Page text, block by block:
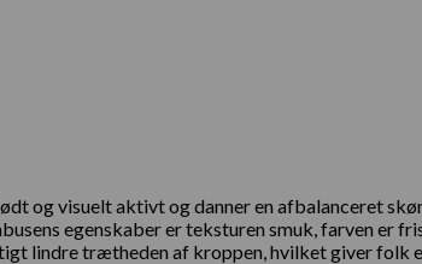
og visuelt aktivt og danner en afbalanceret
egenskaber er teksturen smuk, farven er
lindre trætheden af ​​kroppen, hvilket giver